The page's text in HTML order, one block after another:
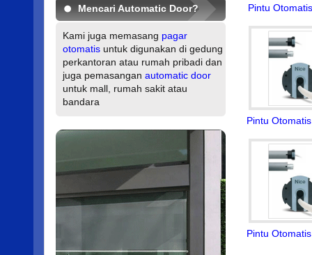
Mencari Automatic Door?
Kami juga memasang pagar
otomatisuntuk digunakan di gedung
perkantoran atau rumah pribadi dan
juga pemasangan automatic door
untuk mall, rumah sakit atau
bandara
Pintu
Pintu
Pintu